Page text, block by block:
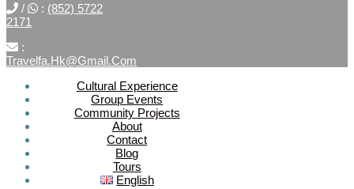
/ : (852) 5722
2171
:
Travelfa.hk@gmail.com
Cultural Experience
Group Events
Community Projects
About
Contact
Blog
Tours
English